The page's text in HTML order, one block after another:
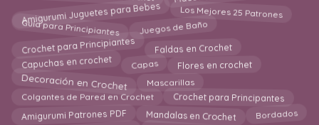
Amigurumi Juguetes para Bebes Los Mejores 25 Patrones
Guía para Principiantes Juegos de Baño
Crochet para Principiantes Faldas en Crochet
Capuchas en crochet Capas Flores en crochet
Decoración en Crochet Mascarillas
Colgantes de Pared en Crochet Crochet para Principantes
Amigurumi Patrones PDF Mandalas en Crochet Bordados